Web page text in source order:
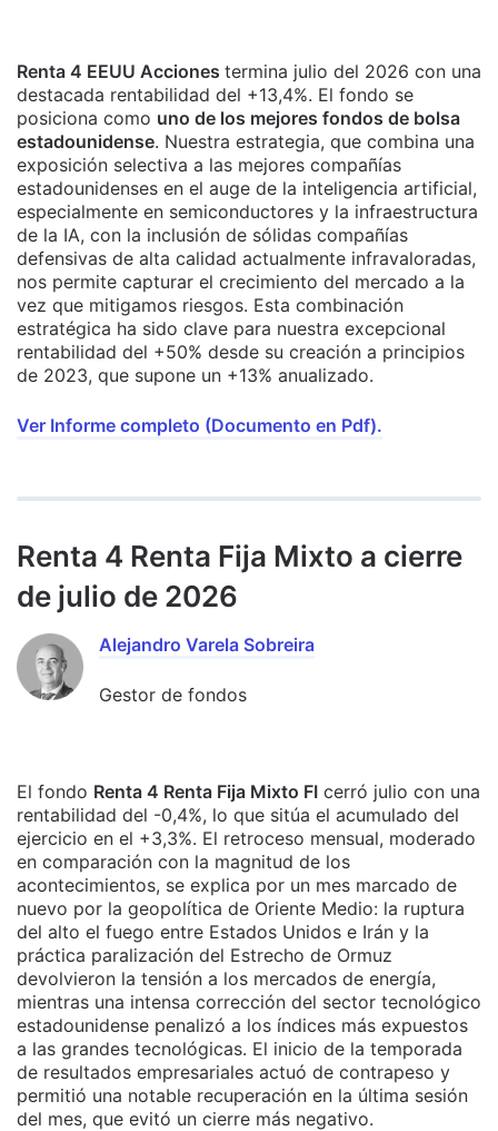
Renta 4 EEUU Acciones termina julio del 2026 con una
destacada rentabilidad del +13,4%. El fondo se
posiciona como uno de los mejores fondos de bolsa
estadounidense. Nuestra estrategia, que combina una
exposición selectiva a las mejores compañías
estadounidenses en el auge de la inteligencia artificial,
especialmente en semiconductores y la infraestructura
de la IA, con la inclusión de sólidas compañías
defensivas de alta calidad actualmente infravaloradas,
nos permite capturar el crecimiento del mercado a la
vez que mitigamos riesgos. Esta combinación
estratégica ha sido clave para nuestra excepcional
rentabilidad del +50% desde su creación a principios
de 2023, que supone un +13% anualizado.
Ver Informe completo (Documento en Pdf).
Renta 4 Renta Fija Mixto a cierre
de julio de 2026
Alejandro Varela Sobreira
Gestor de fondos
El fondo Renta 4 Renta Fija Mixto FI cerró julio con una
rentabilidad del -0,4%, lo que sitúa el acumulado del
ejercicio en el +3,3%. El retroceso mensual, moderado
en comparación con la magnitud de los
acontecimientos, se explica por un mes marcado de
nuevo por la geopolítica de Oriente Medio: la ruptura
del alto el fuego entre Estados Unidos e Irán y la
práctica paralización del Estrecho de Ormuz
devolvieron la tensión a los mercados de energía,
mientras una intensa corrección del sector tecnológico
estadounidense penalizó a los índices más expuestos
a las grandes tecnológicas. El inicio de la temporada
de resultados empresariales actuó de contrapeso y
permitió una notable recuperación en la última sesión
del mes, que evitó un cierre más negativo.